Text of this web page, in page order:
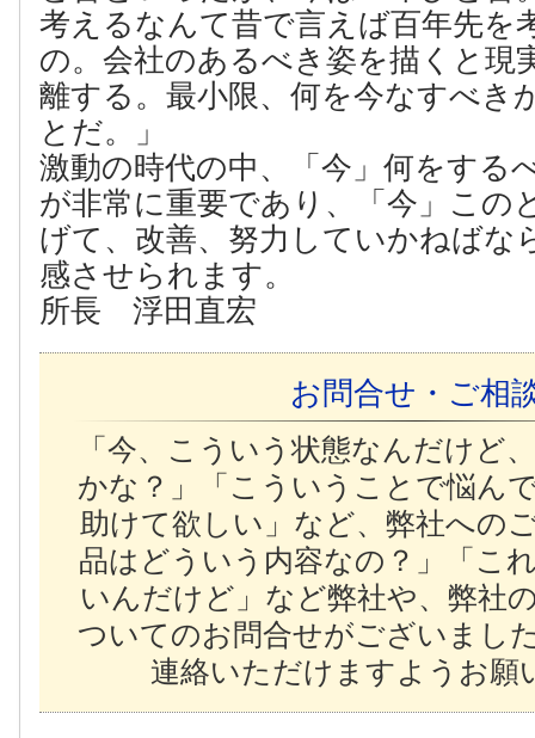
考えるなんて昔で言えば百年先を
の。会社のあるべき姿を描くと現
離する。最小限、何を今なすべき
とだ。」
激動の時代の中、「今」何をする
が非常に重要であり、「今」この
げて、改善、努力していかねばな
感させられます。
所長 浮田直宏
お問合せ・ご相
「今、こういう状態なんだけど
かな？」「こういうことで悩ん
助けて欲しい」など、弊社への
品はどういう内容なの？」「こ
いんだけど」など弊社や、弊社
ついてのお問合せがございまし
連絡いただけますようお